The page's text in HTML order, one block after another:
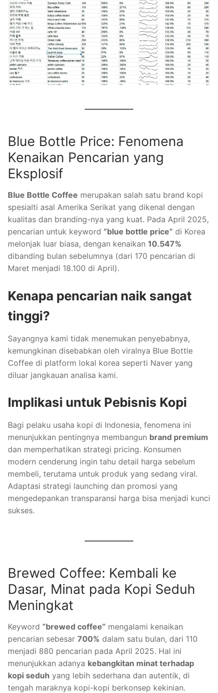
Blue Bottle Price: Fenomena
Kenaikan Pencarian yang
Eksplosif
Blue Bottle Coffee merupakan salah satu brand kopi
spesialti asal Amerika Serikat yang dikenal dengan
kualitas dan branding-nya yang kuat. Pada April 2025,
pencarian untuk keyword “blue bottle price” di Korea
melonjak luar biasa, dengan kenaikan 10.547%
dibanding bulan sebelumnya (dari 170 pencarian di
Maret menjadi 18.100 di April).
Kenapa pencarian naik sangat
tinggi?
Sayangnya kami tidak menemukan penyebabnya,
kemungkinan disebabkan oleh viralnya Blue Bottle
Coffee di platform lokal korea seperti Naver yang
diluar jangkauan analisa kami.
Implikasi untuk Pebisnis Kopi
Bagi pelaku usaha kopi di Indonesia, fenomena ini
menunjukkan pentingnya membangun brand premium
dan memperhatikan strategi pricing. Konsumen
modern cenderung ingin tahu detail harga sebelum
membeli, terutama untuk produk yang sedang viral.
Adaptasi strategi launching dan promosi yang
mengedepankan transparansi harga bisa menjadi kunci
sukses.
Brewed Coffee: Kembali ke
Dasar, Minat pada Kopi Seduh
Meningkat
Keyword “brewed coffee” mengalami kenaikan
pencarian sebesar 700% dalam satu bulan, dari 110
menjadi 880 pencarian pada April 2025. Hal ini
menunjukkan adanya kebangkitan minat terhadap
kopi seduh yang lebih sederhana dan autentik, di
tengah maraknya kopi-kopi berkonsep kekinian.